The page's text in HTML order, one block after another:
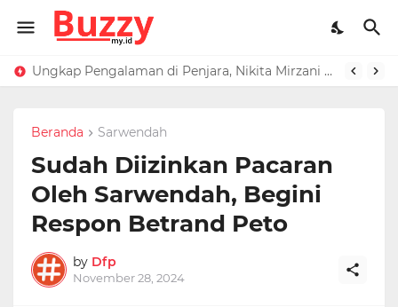
Ungkap Pengalaman di Penjara, Nikita Mirzani Ternyata Ditakuti Ketua Geng
Beranda Sarwendah
Sudah Diizinkan Pacaran
Oleh Sarwendah, Begini
Respon Betrand Peto
by Dfp
November 28, 2024